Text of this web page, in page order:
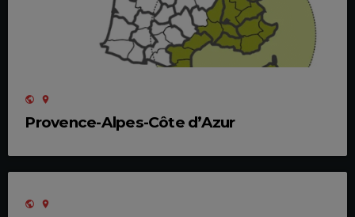
public location_on
Provence-Alpes-Côte d’Azur
public location_on